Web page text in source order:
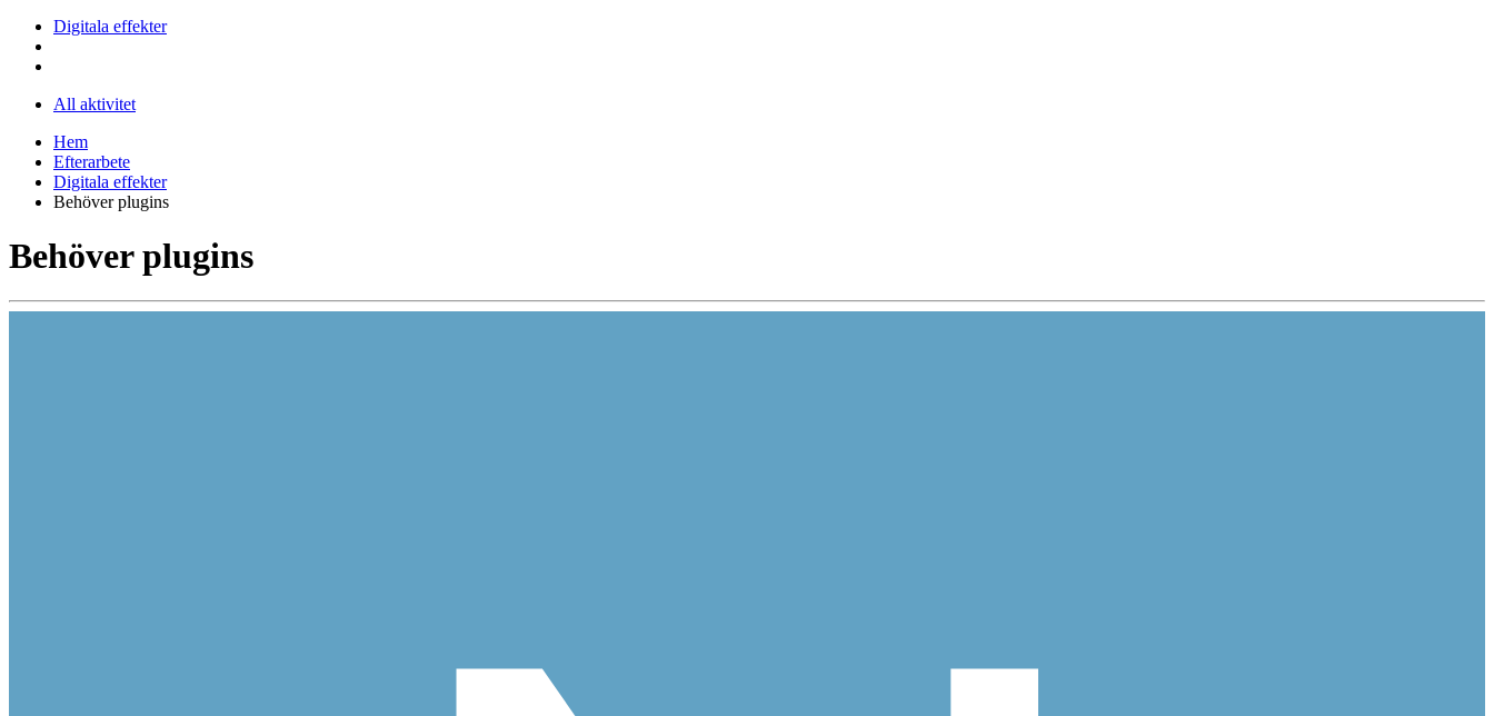
Digitala effekter
All aktivitet
Hem
Efterarbete
Digitala effekter
Behöver plugins
Behöver plugins